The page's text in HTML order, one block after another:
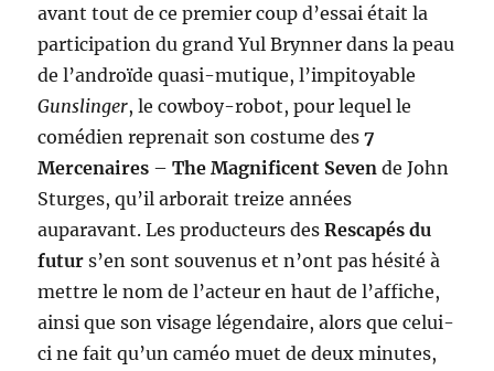
avant tout de ce premier coup d’essai était la
participation du grand Yul Brynner dans la peau
de l’androïde quasi-mutique, l’impitoyable
Gunslinger, le cowboy-robot, pour lequel le
comédien reprenait son costume des7
Mercenaires –The Magnificent Sevende John
Sturges, qu’il arborait treize années
auparavant. Les producteurs desRescapés du
futurs’en sont souvenus et n’ont pas hésité à
mettre le nom de l’acteur en haut de l’affiche,
ainsi que son visage légendaire, alors que celui-
ci ne fait qu’un caméo muet de deux minutes,